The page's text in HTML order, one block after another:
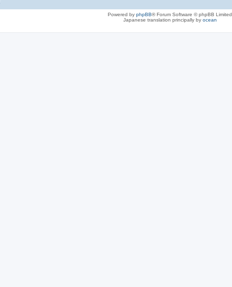
Powered by phpBB® Forum Software © phpBB Limited
Japanese translation principally by ocean